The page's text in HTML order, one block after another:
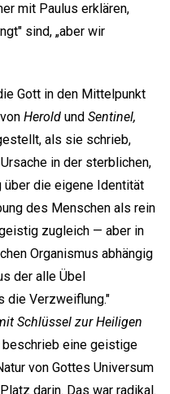
mit Paulus erklären,
sind, „aber wir
Gott in den Mittelpunkt
Herold und Sentinel,
als sie schrieb,
in der sterblichen,
die eigene Identität
des Menschen als rein
zugleich — aber in
Organismus abhängig
der alle Übel
die Verzweiflung."
Schlüssel zur Heiligen
beschrieb eine geistige
von Gottes Universum
darin. Das war radikal.